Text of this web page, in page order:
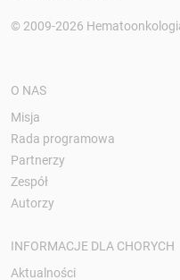
© 2009-2026
O NAS
Misja
Rada programowa
Partnerzy
Zespół
Autorzy
INFORMACJE DLA CHORYCH
Aktualności